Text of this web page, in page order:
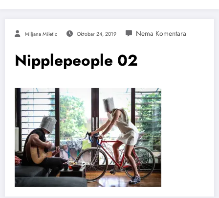
Miljana Miletic Oktobar 24, 2019
Nipplepeople 02